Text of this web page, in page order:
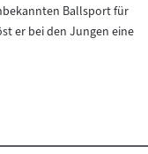
Ballsport für
er bei den Jungen eine